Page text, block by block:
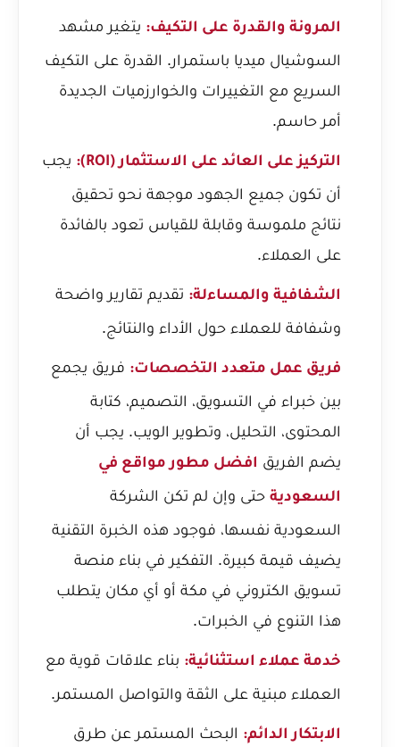
المرونة والقدرة على التكيف: يتغير مشهد
السوشيال ميديا باستمرار. القدرة على التكيف
السريع مع التغييرات والخوارزميات الجديدة
أمر حاسم.
التركيز على العائد على الاستثمار (ROI):
يجب
أن تكون جميع الجهود موجهة نحو تحقيق
نتائج ملموسة وقابلة للقياس تعود بالفائدة
على العملاء.
الشفافية والمساءلة: تقديم تقارير واضحة
وشفافة للعملاء حول الأداء والنتائج.
فريق عمل متعدد التخصصات: فريق يجمع
بين خبراء في التسويق، التصميم، كتابة
المحتوى، التحليل، وتطوير الويب. يجب أن
يضم الفريق افضل مطور مواقع في
السعودية حتى وإن لم تكن الشركة
السعودية نفسها، فوجود هذه الخبرة التقنية
يضيف قيمة كبيرة. التفكير في بناء منصة
تسويق الكتروني في مكة أو أي مكان يتطلب
هذا التنوع في الخبرات.
خدمة عملاء استثنائية: بناء علاقات قوية مع
العملاء مبنية على الثقة والتواصل المستمر.
الابتكار الدائم: البحث المستمر عن طرق